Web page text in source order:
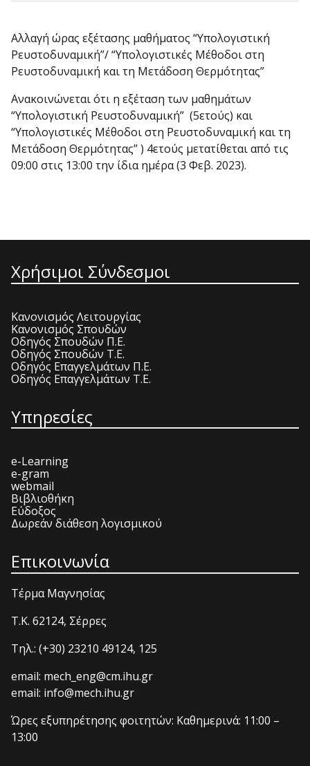
Αλλαγή ώρας εξέτασης μαθήματος “Υπολογιστική
Ρευστοδυναμική”/ “Υπολογιστικές Μέθοδοι στη
Ρευστοδυναμική και τη Μετάδοση Θερμότητας”
Ανακοινώνεται ότι η εξέταση των μαθημάτων
“Υπολογιστική Ρευστοδυναμική” (5ετούς) και
“Υπολογιστικές Μέθοδοι στη Ρευστοδυναμική και τη
Μετάδοση Θερμότητας” ) 4ετούς μετατίθεται από τις
09:00 στις 13:00 την ίδια ημέρα (3 Φεβ. 2023).
Χρήσιμοι Σύνδεσμοι
Κανονισμός Λειτουργίας
Κανονισμός Σπουδών
Οδηγός Σπουδών Π.Ε.
Οδηγός Σπουδών Τ.Ε.
Οδηγός Επαγγελμάτων Π.Ε.
Οδηγός Επαγγελμάτων Τ.Ε.
Υπηρεσίες
e-Learning
e-gram
webmail
Βιβλιοθήκη
Εύδοξος
Δωρεάν διάθεση λογισμικού
Επικοινωνία
Τέρμα Μαγνησίας
T.K. 62124, Σέρρες
Τηλ.: (+30) 23210 49124, 125
email: mech_eng@cm.ihu.gr
email: info@mech.ihu.gr
Ώρες εξυπηρέτησης φοιτητών: Καθημερινά: 11:00 –
13:00